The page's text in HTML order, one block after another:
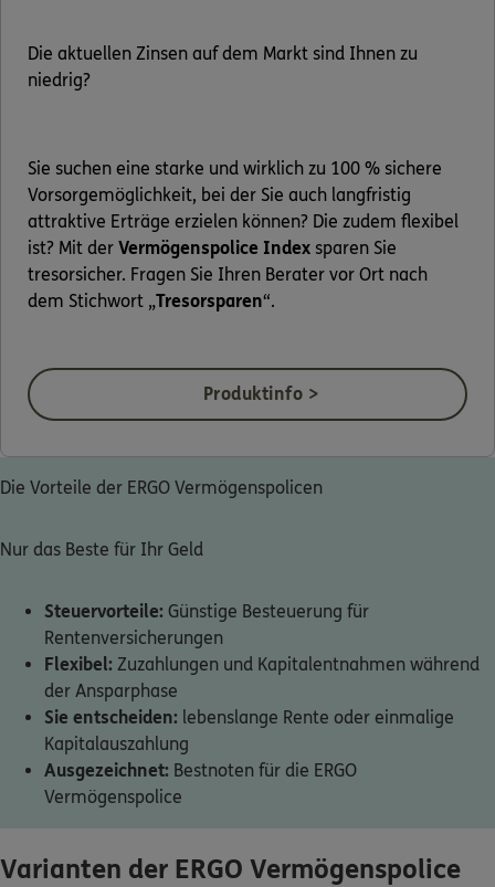
0800 / 3746 530
Kundenportal Log-in
Die aktuellen Zinsen auf dem Markt sind Ihnen zu
niedrig?
Sie suchen eine starke und wirklich zu 100 % sichere
Vorsorgemöglichkeit, bei der Sie auch langfristig
attraktive Erträge erzielen können? Die zudem flexibel
ist? Mit der Vermögenspolice Index sparen Sie
tresorsicher. Fragen Sie Ihren Berater vor Ort nach
dem Stichwort „Tresorsparen“.
Produktinfo >
Die Vorteile der ERGO Vermögenspolicen
Nur das Beste für Ihr Geld
Steuervorteile: Günstige Besteuerung für
Rentenversicherungen
Flexibel: Zuzahlungen und Kapitalentnahmen während
der Ansparphase
Sie entscheiden: lebenslange Rente oder einmalige
Kapitalauszahlung
Ausgezeichnet: Bestnoten für die ERGO
Vermögenspolice
Varianten der ERGO Vermögenspolice